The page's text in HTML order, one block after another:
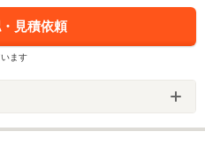
見積依頼
ます